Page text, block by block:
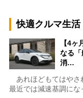
快適クルマ生
【4
なる
消…
あれほどもてはやさ
最近では減速基調にな